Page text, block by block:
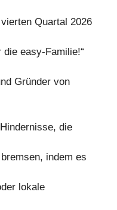
Quartal 2026
die easy-Familie!“
Gründer von
die
indem es
lokale